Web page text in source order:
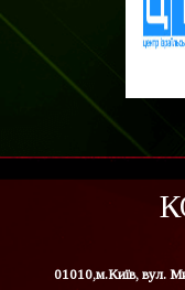
01010,м.Київ, вул.